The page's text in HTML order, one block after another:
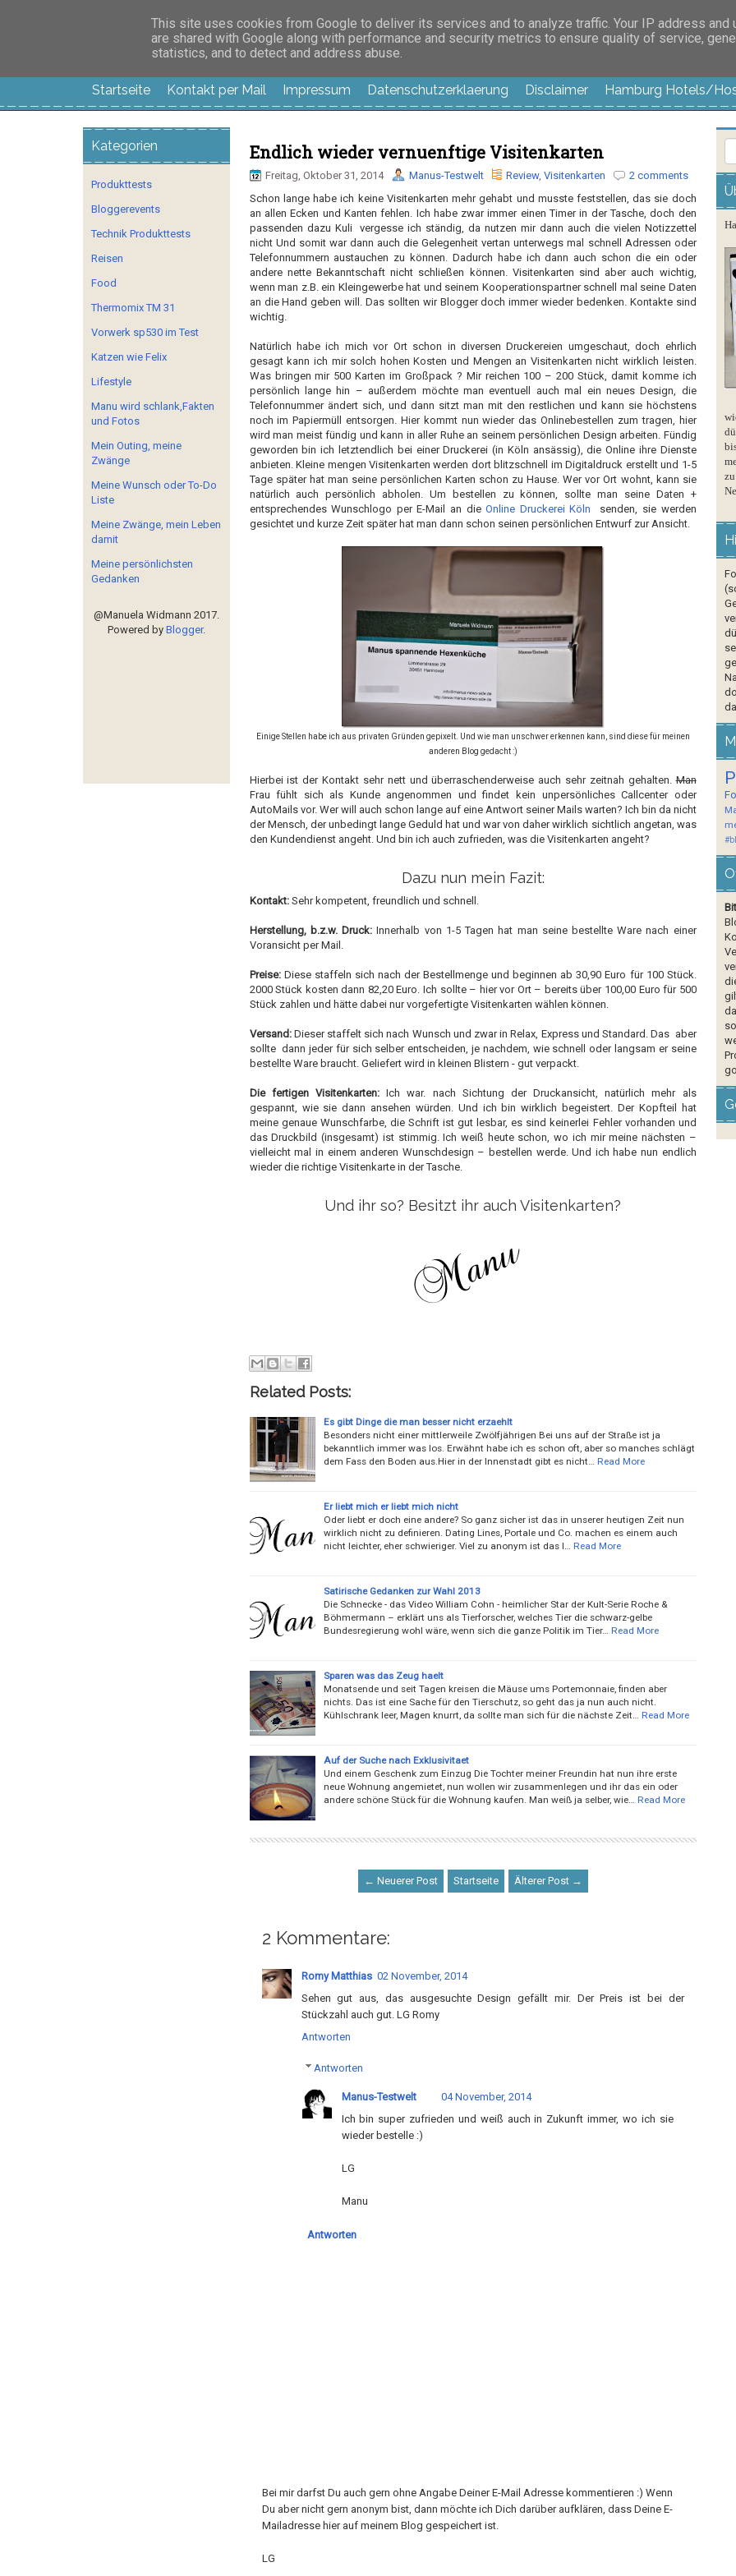
Manus Testwelt, alles außer langweilig
Startseite Kontakt per Mail Impressum Datenschutzerklaerung Disclaimer Hamburg Hotels/
Endlich wieder vernuenftige Visitenkarten
Freitag, Oktober 31, 2014 Manus-Testwelt Review, Visitenkarten
2 comments
Schon lange habe ich keine Visitenkarten mehr gehabt und musste feststellen, das sie doch
an allen Ecken und Kanten fehlen. Ich habe zwar immer einen Timer in der Tasche, doch den
passenden dazu Kuli vergesse ich ständig, da nutzen mir dann auch die vielen Notizzettel
nicht Und somit war dann auch die Gelegenheit vertan unterwegs mal schnell Adressen oder
Telefonnummern austauchen zu können. Dadurch habe ich dann auch schon die ein oder
andere nette Bekanntschaft nicht schließen können. Visitenkarten sind aber auch wichtig,
wenn man z.B. ein Kleingewerbe hat und seinem Kooperationspartner schnell mal seine Daten
an die Hand geben will. Das sollten wir Blogger doch immer wieder bedenken. Kontakte sind
wichtig.
Natürlich habe ich mich vor Ort schon in diversen Druckereien umgeschaut, doch ehrlich
gesagt kann ich mir solch hohen Kosten und Mengen an Visitenkarten nicht wirklich leisten.
Was bringen mir 500 Karten im Großpack ? Mir reichen 100 – 200 Stück, damit komme ich
persönlich lange hin – außerdem möchte man eventuell auch mal ein neues Design, die
Telefonnummer ändert sich, und dann sitzt man mit den restlichen und kann sie höchstens
noch im Papiermüll entsorgen. Hier kommt nun wieder das Onlinebestellen zum tragen, hier
wird man meist fündig und kann in aller Ruhe an seinem persönlichen Design arbeiten. Fündig
geworden bin ich letztendlich bei einer Druckerei (in Köln ansässig), die Online ihre Dienste
anbieten. Kleine mengen Visitenkarten werden dort blitzschnell im Digitaldruck erstellt und 1-5
Tage später hat man seine persönlichen Karten schon zu Hause. Wer vor Ort wohnt, kann sie
natürlich auch persönlich abholen. Um bestellen zu können, sollte man seine Daten +
entsprechendes Wunschlogo per E-Mail an dieOnline Druckerei Köln senden, sie werden
gesichtet und kurze Zeit später hat man dann schon seinen persönlichen Entwurf zur Ansicht.
Einige Stellen habe ich aus privaten Gründen gepixelt. Und wie man unschwer erkennen kann, sind diese für meinen
anderen Blog gedacht :)
Hierbei ist der Kontakt sehr nett und überraschenderweise auch sehr zeitnah gehalten.Man
Frau fühlt sich als Kunde angenommen und findet kein unpersönliches Callcenter oder
AutoMails vor. Wer will auch schon lange auf eine Antwort seiner Mails warten? Ich bin da nicht
der Mensch, der unbedingt lange Geduld hat und war von daher wirklich sichtlich angetan, was
den Kundendienst angeht. Und bin ich auch zufrieden, was die Visitenkarten angeht?
Dazu nun mein Fazit:
Kontakt:Sehr kompetent, freundlich und schnell.
Herstellung, b.z.w. Druck: Innerhalb von 1-5 Tagen hat man seine bestellte Ware nach einer
Voransicht per Mail.
Preise:Diese staffeln sich nach der Bestellmenge und beginnen ab 30,90 Euro für 100 Stück.
2000 Stück kosten dann 82,20 Euro. Ich sollte – hier vor Ort – bereits über 100,00 Euro für 500
Stück zahlen und hätte dabei nur vorgefertigte Visitenkarten wählen können.
Versand:Dieser staffelt sich nach Wunsch und zwar in Relax, Express und Standard. Das aber
sollte dann jeder für sich selber entscheiden, je nachdem, wie schnell oder langsam er seine
bestellte Ware braucht. Geliefert wird in kleinen Blistern - gut verpackt.
Die fertigen Visitenkarten: Ich war. nach Sichtung der Druckansicht, natürlich mehr als
gespannt, wie sie dann ansehen würden. Und ich bin wirklich begeistert. Der Kopfteil hat
meine genaue Wunschfarbe, die Schrift ist gut lesbar, es sind keinerlei Fehler vorhanden und
das Druckbild (insgesamt) ist stimmig. Ich weiß heute schon, wo ich mir meine nächsten –
vielleicht mal in einem anderen Wunschdesign – bestellen werde. Und ich habe nun endlich
wieder die richtige Visitenkarte in der Tasche.
Und ihr so? Besitzt ihr auch Visitenkarten?
Related Posts:
Es gibt Dinge die man besser nicht erzaehlt
Besonders nicht einer mittlerweile Zwölfjährigen Bei uns auf der Straße ist ja
bekanntlich immer was los. Erwähnt habe ich es schon oft, aber so manches schlägt
dem Fass den Boden aus.Hier in der Innenstadt gibt es nicht…
Read More
Er liebt mich er liebt mich nicht
Oder liebt er doch eine andere? So ganz sicher ist das in unserer heutigen Zeit nun
wirklich nicht zu definieren. Dating Lines, Portale und Co. machen es einem auch
nicht leichter, eher schwieriger. Viel zu anonym ist das I…
Read More
Satirische Gedanken zur Wahl 2013
Die Schnecke - das Video William Cohn - heimlicher Star der Kult-Serie Roche &
Böhmermann – erklärt uns als Tierforscher, welches Tier die schwarz-gelbe
Bundesregierung wohl wäre, wenn sich die ganze Politik im Tier…
Read More
Sparen was das Zeug haelt
Monatsende und seit Tagen kreisen die Mäuse ums Portemonnaie, finden aber
nichts. Das ist eine Sache für den Tierschutz, so geht das ja nun auch nicht.
Kühlschrank leer, Magen knurrt, da sollte man sich für die nächste Zeit…
Read More
Auf der Suche nach Exklusivitaet
Und einem Geschenk zum Einzug Die Tochter meiner Freundin hat nun ihre erste
neue Wohnung angemietet, nun wollen wir zusammenlegen und ihr das ­ein oder
andere schöne Stück für die Wohnung kaufen. Man weiß ja selber, wie…
Read More
← Neuerer Post Startseite Älterer Post →
2 Kommentare:
Romy Matthias 02 November, 2014
Sehen gut aus, das ausgesuchte Design gefällt mir. Der Preis ist bei der
Stückzahl auch gut. LG Romy
Antworten
Antworten
Manus-Testwelt
04 November, 2014
Ich bin super zufrieden und weiß auch in Zukunft immer, wo ich sie
wieder bestelle :)
LG
Manu
Antworten
Bei mir darfst Du auch gern ohne Angabe Deiner E-Mail Adresse kommentieren :) Wenn
Du aber nicht gern anonym bist, dann möchte ich Dich darüber aufklären, dass Deine E-
Mailadresse hier auf meinem Blog gespeichert ist.
LG
Kategorien
Produkttests
Bloggerevents
Technik Produkttests
Reisen
Food
Thermomix TM 31
Vorwerk sp530 im Test
Katzen wie Felix
Lifestyle
Manu wird schlank,Fakten
und Fotos
Mein Outing, meine
Zwänge
Meine Wunsch oder To-Do
Liste
Meine Zwänge, mein Leben
damit
Meine persönlichsten
Gedanken
@Manuela Widmann 2017.
Powered by Blogger.
This site uses cookies from Google to deliver its services and to analyze traffic. Your IP address and
are shared with Google along with performance and security metrics to ensure quality of service,
statistics, and to detect and address abuse.